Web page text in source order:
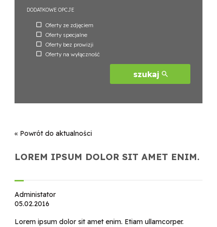
DODATKOWE OPCJE
Oferty ze zdjęciem
Oferty specjalne
Oferty bez prowizji
Oferty na wyłączność
szukaj
« Powrót do aktualności
LOREM IPSUM DOLOR SIT AMET ENIM.
Administator
05.02.2016
Lorem ipsum dolor sit amet enim. Etiam ullamcorper.